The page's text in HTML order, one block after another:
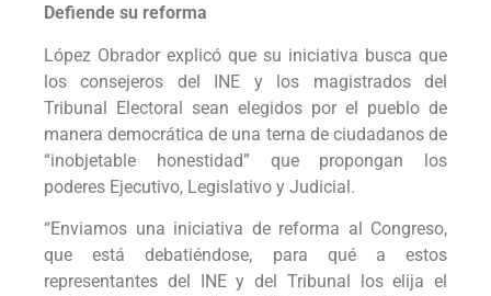
Defiende su reforma
López Obrador explicó que su iniciativa busca que
los consejeros del INE y los magistrados del
Tribunal Electoral sean elegidos por el pueblo de
manera democrática de una terna de ciudadanos de
“inobjetable honestidad” que propongan los
poderes Ejecutivo, Legislativo y Judicial.
“Enviamos una iniciativa de reforma al Congreso,
que está debatiéndose, para qué a estos
representantes del INE y del Tribunal los elija el